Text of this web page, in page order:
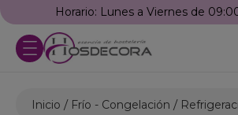
Horario: Lunes a Viernes de
Inicio Frío - Congelación